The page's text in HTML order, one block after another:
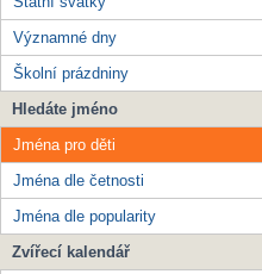
Významné dny
Školní prázdniny
Hledáte jméno
Jména pro děti
Jména dle četnosti
Jména dle popularity
Zvířecí kalendář